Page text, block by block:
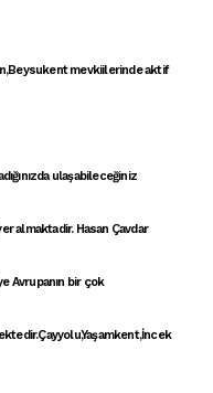
mevkiilerinde aktif
ulaşabileceğiniz
almaktadir. Hasan Çavdar
Avrupanın bir çok